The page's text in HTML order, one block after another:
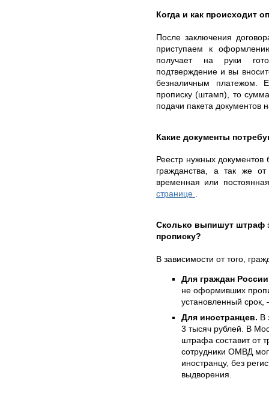
Когда и как происходит
После заключения
приступаем к
получает на руки
подтверждение и вы
безналичным платежом.
прописку (штамп), то
подачи пакета документов
Какие документы
Реестр нужных документов
гражданства, а так же
временная или
странице .
Сколько выпишут штраф
прописку?
В зависимости от того,
Для граждан России
не оформивших
установленный срок,
Для иностранцев. В
3 тысяч рублей. В
штрафа составит от
сотрудники ОМВД
иностранцу, без
выдворения.